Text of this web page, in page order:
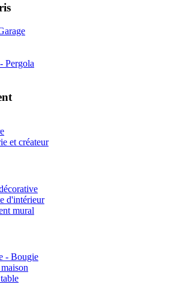
Pergola
et créateur
d'intérieur
mural
- Bougie